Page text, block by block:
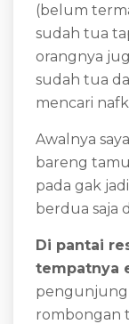
(belum
sudah tua
orangnya
sudah tua
mencari
Awalnya
bareng
pada gak
berdua saja
Di pantai
tempatnya
rombongan